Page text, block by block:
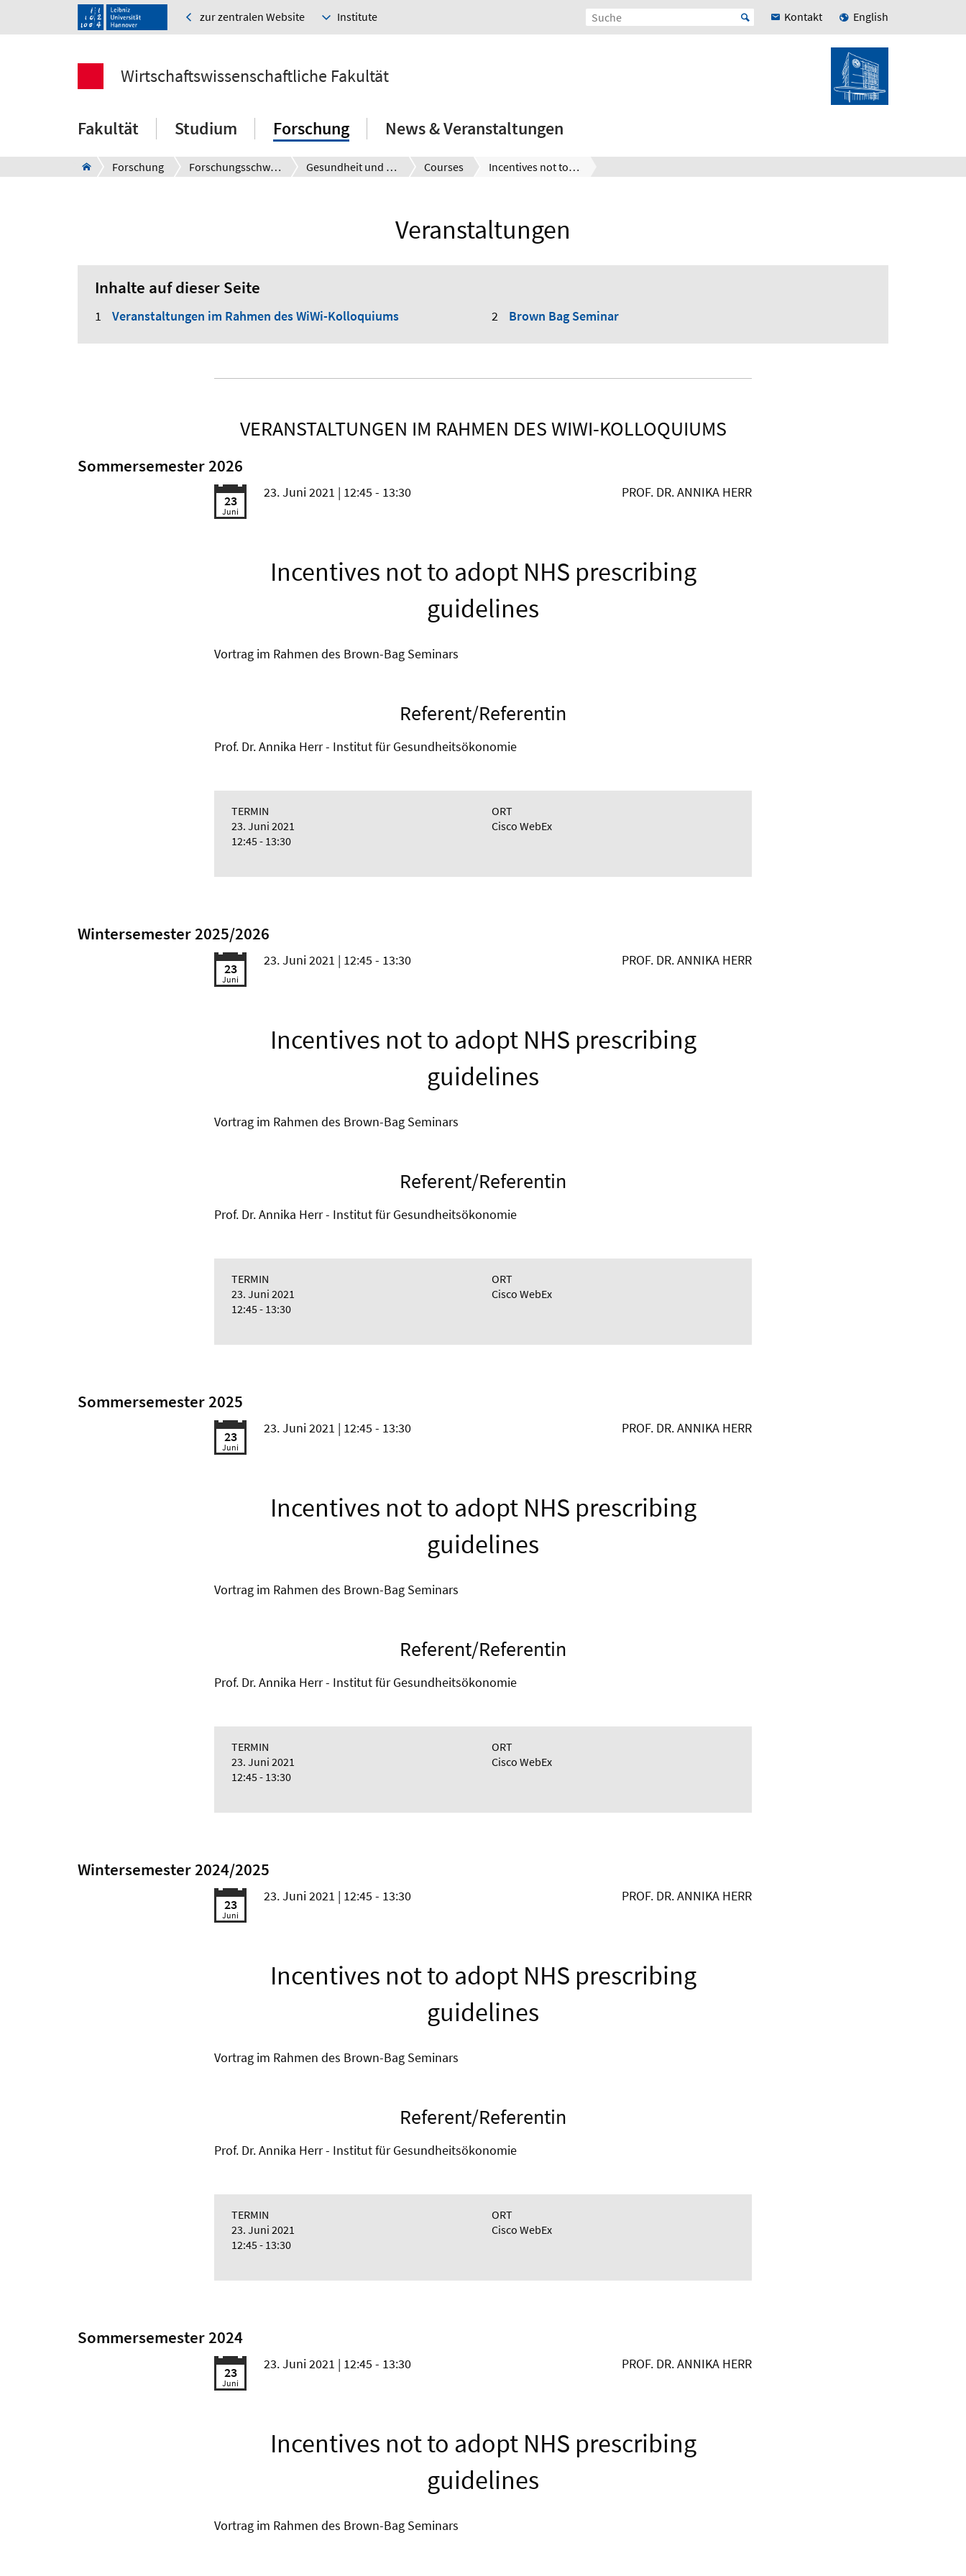
zur zentralen Website Institute Kontakt English
Wirtschaftswissenschaftliche Fakultät
Fakultät Studium Forschung News & Veranstaltungen
Forschung Forschungsschwerpunkte Gesundheit und Bevölkerung Courses Incentives not to adopt NHS prescribing guidelines
Veranstaltungen
Inhalte auf dieser Seite
Veranstaltungen im Rahmen des WiWi-Kolloquiums Brown Bag Seminar
VERANSTALTUNGEN IM RAHMEN DES WIWI-KOLLOQUIUMS
Sommersemester 2026
23
Juni
23. Juni 2021 | 12:45 - 13:30 PROF. DR. ANNIKA HERR
Incentives not to adopt NHS prescribing
guidelines
Vortrag im Rahmen des Brown-Bag Seminars
Referent/Referentin
Prof. Dr. Annika Herr - Institut für Gesundheitsökonomie
TERMIN
23. Juni 2021
12:45 - 13:30
ORT
Cisco WebEx
Wintersemester 2025/2026
23
Juni
23. Juni 2021 | 12:45 - 13:30 PROF. DR. ANNIKA HERR
Incentives not to adopt NHS prescribing
guidelines
Vortrag im Rahmen des Brown-Bag Seminars
Referent/Referentin
Prof. Dr. Annika Herr - Institut für Gesundheitsökonomie
TERMIN
23. Juni 2021
12:45 - 13:30
ORT
Cisco WebEx
Sommersemester 2025
23
Juni
23. Juni 2021 | 12:45 - 13:30 PROF. DR. ANNIKA HERR
Incentives not to adopt NHS prescribing
guidelines
Vortrag im Rahmen des Brown-Bag Seminars
Referent/Referentin
Prof. Dr. Annika Herr - Institut für Gesundheitsökonomie
TERMIN
23. Juni 2021
12:45 - 13:30
ORT
Cisco WebEx
Wintersemester 2024/2025
23
Juni
23. Juni 2021 | 12:45 - 13:30 PROF. DR. ANNIKA HERR
Incentives not to adopt NHS prescribing
guidelines
Vortrag im Rahmen des Brown-Bag Seminars
Referent/Referentin
Prof. Dr. Annika Herr - Institut für Gesundheitsökonomie
TERMIN
23. Juni 2021
12:45 - 13:30
ORT
Cisco WebEx
Sommersemester 2024
23
Juni
23. Juni 2021 | 12:45 - 13:30 PROF. DR. ANNIKA HERR
Incentives not to adopt NHS prescribing
guidelines
Vortrag im Rahmen des Brown-Bag Seminars